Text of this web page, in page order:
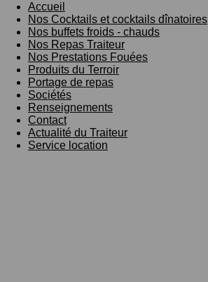
Accueil
Nos Cocktails et cocktails dînatoires
Nos buffets froids - chauds
Nos Repas Traiteur
Nos Prestations Fouées
Produits du Terroir
Portage de repas
Sociétés
Renseignements
Contact
Actualité du Traiteur
Service location